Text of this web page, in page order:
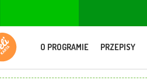
O PROGRAMIE PRZEPISY